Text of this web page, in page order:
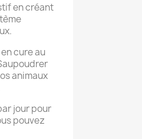
en créant
cure au
animaux
jour pour
pouvez